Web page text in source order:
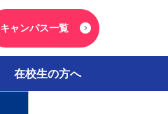
キャンパス一覧
在校生の方へ